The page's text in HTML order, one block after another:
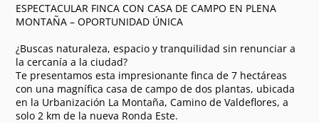
ESPECTACULAR FINCA CON CASA DE CAMPO EN PLENA
MONTAÑA – OPORTUNIDAD ÚNICA
¿Buscas naturaleza, espacio y tranquilidad sin renunciar a
la cercanía a la ciudad?
Te presentamos esta impresionante finca de 7 hectáreas
con una magnífica casa de campo de dos plantas, ubicada
en la Urbanización La Montaña, Camino de Valdeflores, a
solo 2 km de la nueva Ronda Este.